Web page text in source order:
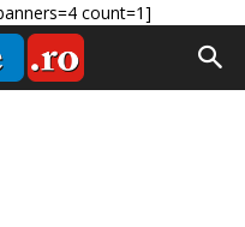
count=1]